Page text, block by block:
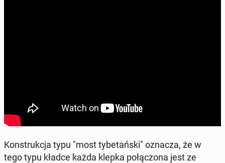
Kon­struk­cja typu "most ty­be­tań­ski" oznacza, że w
tego typu kładce każda klepka po­łą­czo­na jest ze